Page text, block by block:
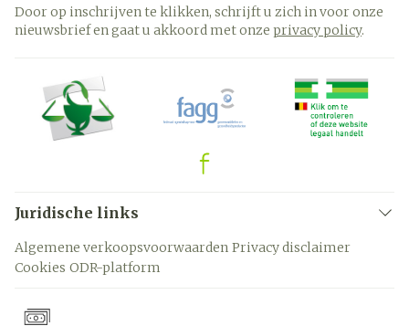
Door op inschrijven te klikken, schrijft u zich in voor onze
nieuwsbrief en gaat u akkoord met onze privacy policy.
Juridische links
Algemene verkoopsvoorwaarden Privacy disclaimer
Cookies ODR-platform